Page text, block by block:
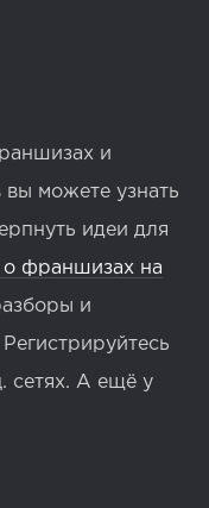
и
можете узнать
идеи для
о франшизах на
и
сетях. А ещё у